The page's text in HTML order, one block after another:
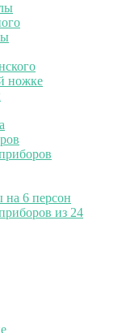
ножке
6 персон
из 24